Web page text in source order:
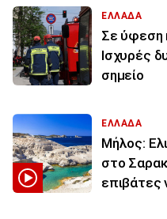
ΕΛΛΑΔΑ
Σε ύφεση
Ισχυρές
σημείο
ΕΛΛΑΔΑ
Μήλος:
στο
επιβάτες